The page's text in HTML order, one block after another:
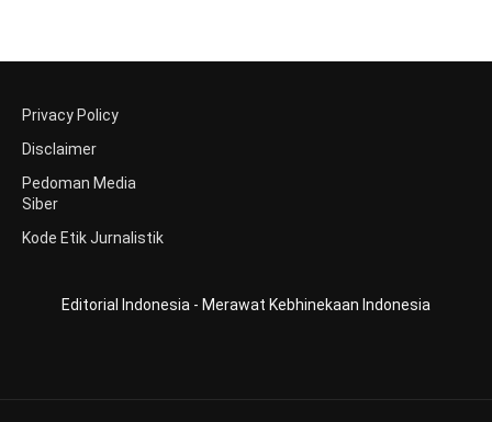
Privacy Policy
Disclaimer
Pedoman Media
Siber
Kode Etik Jurnalistik
Editorial Indonesia - Merawat Kebhinekaan Indonesia